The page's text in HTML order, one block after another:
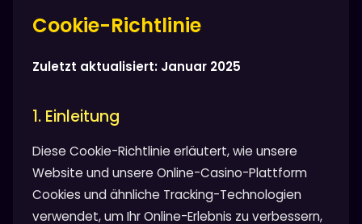
Cookie-Richtlinie
Zuletzt aktualisiert: Januar 2025
1. Einleitung
Diese Cookie-Richtlinie erläutert, wie unsere
Website und unsere Online-Casino-Plattform
Cookies und ähnliche Tracking-Technologien
verwendet, um Ihr Online-Erlebnis zu verbessern,